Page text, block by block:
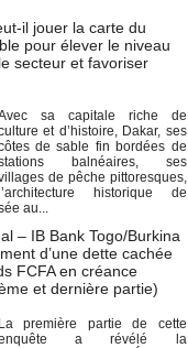
il jouer la carte du
pour élever le niveau
secteur et favoriser
sa capitale riche de
et d’histoire, Dakar, ses
de sable fin bordées de
balnéaires, ses
de pêche pittoresques,
l’architecture historique de
au...
– IB Bank Togo/Burkina
d’une dette cachée
FCFA en créance
et dernière partie)
La première partie de cette
a révélé la